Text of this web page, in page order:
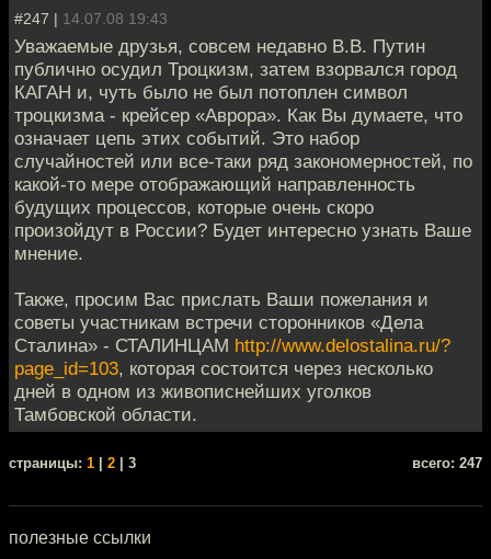
#247 | 14.07.08 19:43
Уважаемые друзья, совсем недавно В.В. Путин
публично осудил Троцкизм, затем взорвался город
КАГАН и, чуть было не был потоплен символ
троцкизма - крейсер «Аврора». Как Вы думаете, что
означает цепь этих событий. Это набор
случайностей или все-таки ряд закономерностей, по
какой-то мере отображающий направленность
будущих процессов, которые очень скоро
произойдут в России? Будет интересно узнать Ваше
мнение.
Также, просим Вас прислать Ваши пожелания и
советы участникам встречи сторонников «Дела
Сталина» - СТАЛИНЦАМ http://www.delostalina.ru/?
page_id=103, которая состоится через несколько
дней в одном из живописнейших уголков
Тамбовской области.
cтраницы: 1 2 | 3 всего: 247
полезные ссылки